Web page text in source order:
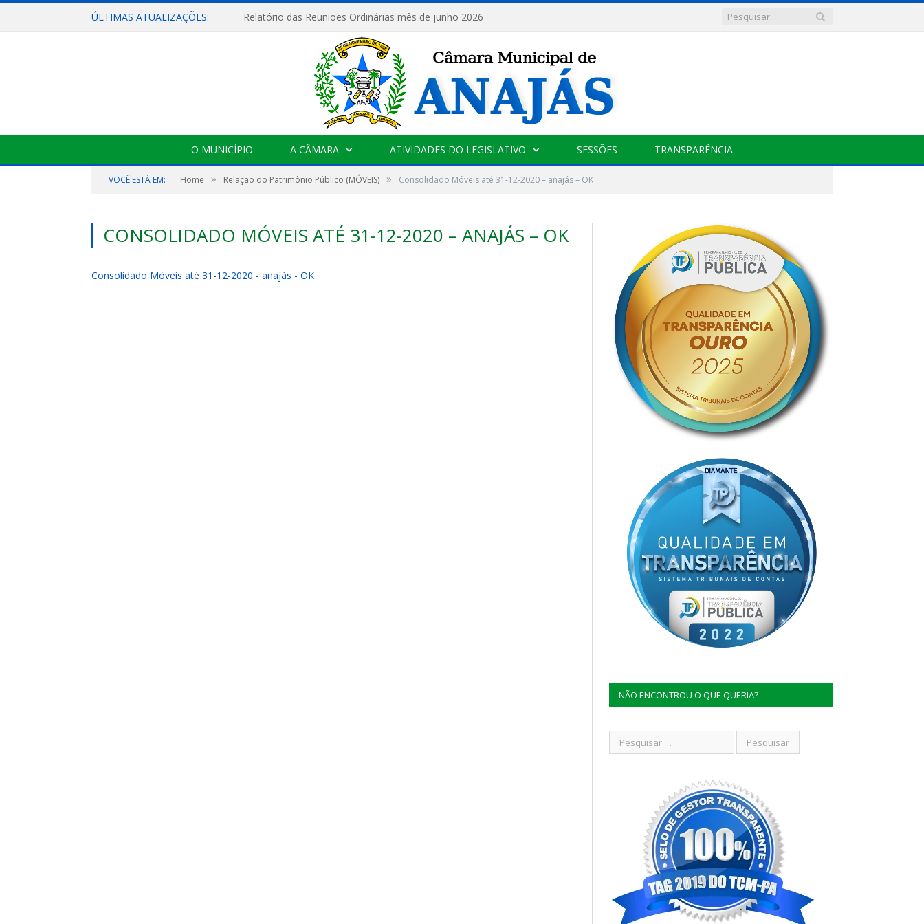
ÚLTIMAS ATUALIZAÇÕES: Relatório das Reuniões Ordinárias mês de junho 2026
O MUNICÍPIO A CÂMARA ATIVIDADES DO LEGISLATIVO SESSÕES TRANSPARÊNCIA
VOCÊ ESTÁ EM: Home » Relação do Patrimônio Público (MÓVEIS) » Consolidado Móveis até 31-12-2020 – anajás – OK
CONSOLIDADO MÓVEIS ATÉ 31-12-2020 – ANAJÁS – OK
Consolidado Móveis até 31-12-2020 - anajás - OK
NÃO ENCONTROU O QUE QUERIA?